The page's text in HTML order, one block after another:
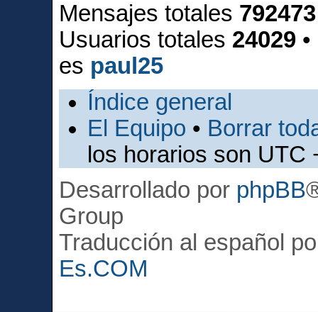
Mensajes totales 792473
Usuarios totales 24029
es paul25
Índice general
El Equipo • Borrar
los horarios son UTC
Desarrollado por phpBB
Group
Traducción al español
Es.COM